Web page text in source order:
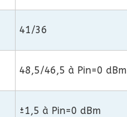
41/36
48,5/46,5 à Pin=0 dBm
±1,5 à Pin=0 dBm